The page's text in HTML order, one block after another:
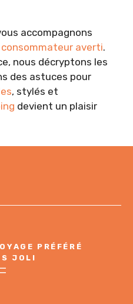
accompagnons
consommateur averti.
nous décryptons les
des astuces pour
, stylés et
devient un plaisir
PRÉFÉRÉ
JOLI